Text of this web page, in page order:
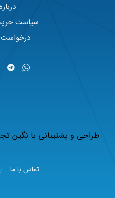
سیاست
درخواست
طراحی و پشتیبانی با نگین
تماس با ما